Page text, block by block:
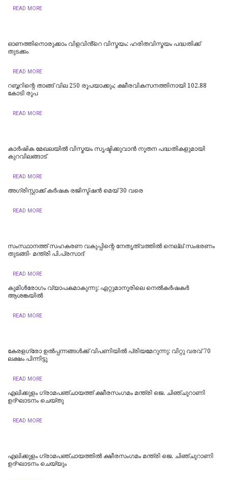
READ MORE
ഓണത്തിനൊരുക്കാം വിളവിൻ്റെ വിസ്മയം: ഹരിതവിസ്മയം പദ്ധതിക്ക്
തുടക്കം
READ MORE
റബ്ബറിന്റെ താങ്ങ് വില 250 രൂപയാക്കും; ക്ഷീരവികസനത്തിനായി 102.88
കോടി രൂപ
READ MORE
കാർഷിക മേഖലയിൽ വിസ്മയം സൃഷ്ടിക്കുവാൻ നൂതന പദ്ധതികളുമായി
കുറവിലങ്ങാട്
READ MORE
അഗ്രിസ്റ്റാക്ക് കർഷക രജിസ്ട്ഷൻ മെയ് 30 വരെ
READ MORE
സംസ്ഥാനത്ത് സഹകരണ വകുപ്പിന്റെ നേതൃത്വത്തില്‍ നെല്ല് സംഭരണം
തുടങ്ങി- മന്ത്രി പി.പ്രസാദ്
READ MORE
കുമിൾരോഗം വ്യാപകമാകുന്നു: ഏറ്റുമാനൂരിലെ നെൽകർഷകർ
ആശങ്കയിൽ
READ MORE
കേരളഗ്രോ ഉൽപ്പന്നങ്ങൾക്ക് വിപണിയിൽ പ്രിയമേറുന്നു: വിറ്റു വരവ് 70
ലക്ഷം പിന്നിട്ടു
READ MORE
എലിക്കുളം ഗ്രാമപഞ്ചായത്ത് ക്ഷീരസംഗമം മന്ത്രി ജെ. ചിഞ്ചുറാണി
ഉദ്ഘാടനം ചെയ്തു
READ MORE
‌എലിക്കുളം ഗ്രാമപഞ്ചായത്തില്‍ ക്ഷീരസംഗമം മന്ത്രി ജെ. ചിഞ്ചുറാണി
ഉദ്ഘാടനം ചെയ്യും